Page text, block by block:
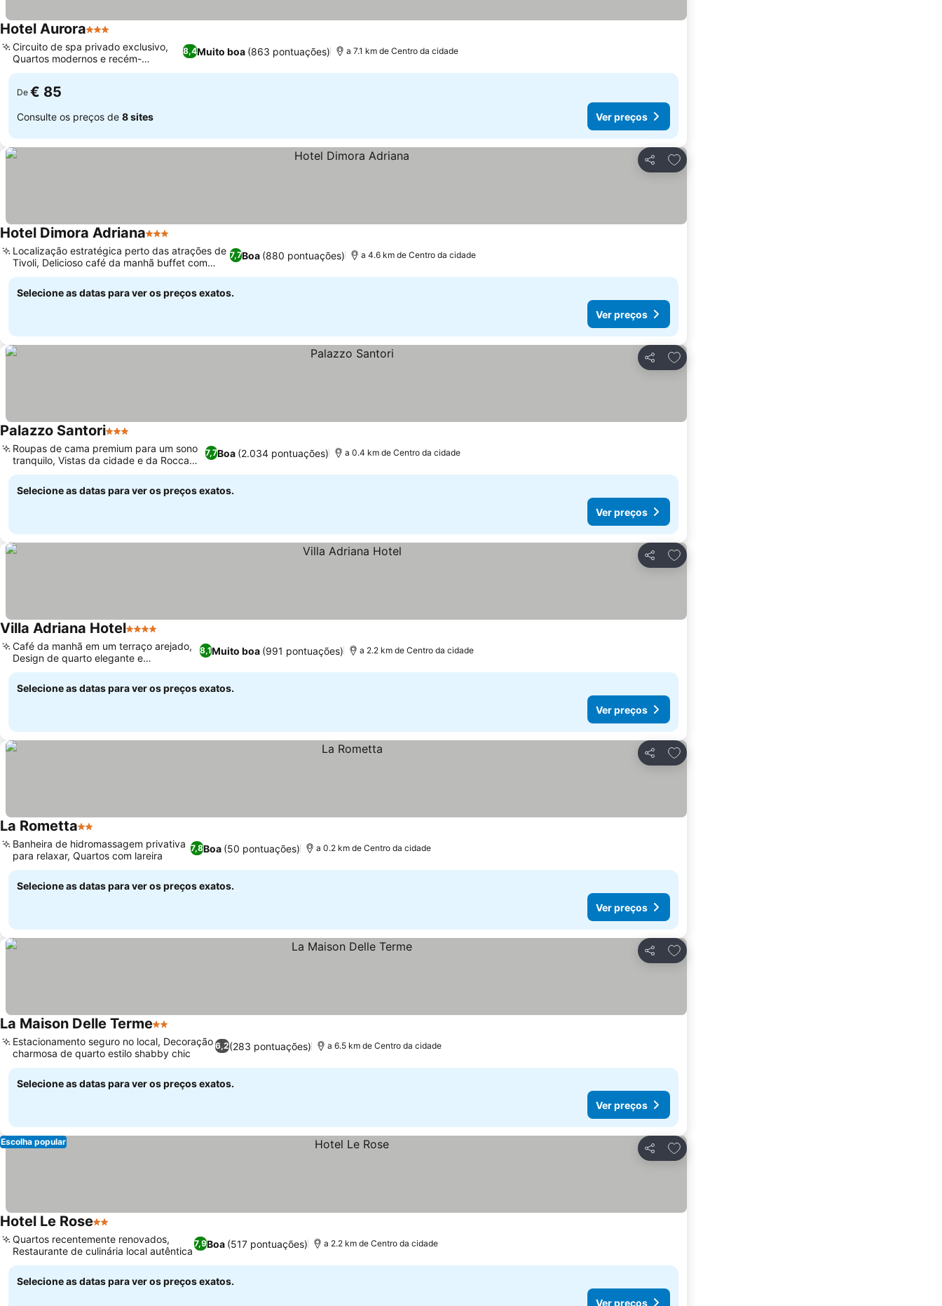
Hotel Aurora3 Estrelas
8,4Muito boa (863 pontuações)
Circuito de spa privado exclusivo,
Quartos modernos e recém-
reformados
a 7.1 km de Centro da cidade
De € 85
Consulte os preços de 8 sites Ver preços
Partilhar
Adicionar aos favoritos
Hotel Dimora Adriana3 Estrelas
7,7Boa (880 pontuações)
Localização estratégica perto das atrações de
Tivoli, Delicioso café da manhã buffet com
opções
a 4.6 km de Centro da cidade
Selecione as datas para ver os preços exatos.
Ver preços
Partilhar
Adicionar aos favoritos
Palazzo Santori3 Estrelas
7,7Boa (2.034 pontuações)
Roupas de cama premium para um sono
tranquilo, Vistas da cidade e da Rocca
Pia
a 0.4 km de Centro da cidade
Selecione as datas para ver os preços exatos.
Ver preços
Partilhar
Adicionar aos favoritos
Villa Adriana Hotel4 Estrelas
8,1Muito boa (991 pontuações)
Café da manhã em um terraço arejado,
Design de quarto elegante e
contemporâneo
a 2.2 km de Centro da cidade
Selecione as datas para ver os preços exatos.
Ver preços
Partilhar
Adicionar aos favoritos
La Rometta2 Estrelas
7,8Boa (50 pontuações)
Banheira de hidromassagem privativa
para relaxar, Quartos com lareira
a 0.2 km de Centro da cidade
Selecione as datas para ver os preços exatos.
Ver preços
Partilhar
Adicionar aos favoritos
La Maison Delle Terme2 Estrelas
6,2(283 pontuações)
Estacionamento seguro no local, Decoração
charmosa de quarto estilo shabby chic
a 6.5 km de Centro da cidade
Selecione as datas para ver os preços exatos.
Ver preços
Partilhar
Adicionar aos favoritos
Escolha popular
Hotel Le Rose2 Estrelas
7,9Boa (517 pontuações)
Quartos recentemente renovados,
Restaurante de culinária local autêntica
a 2.2 km de Centro da cidade
Selecione as datas para ver os preços exatos.
Ver preços